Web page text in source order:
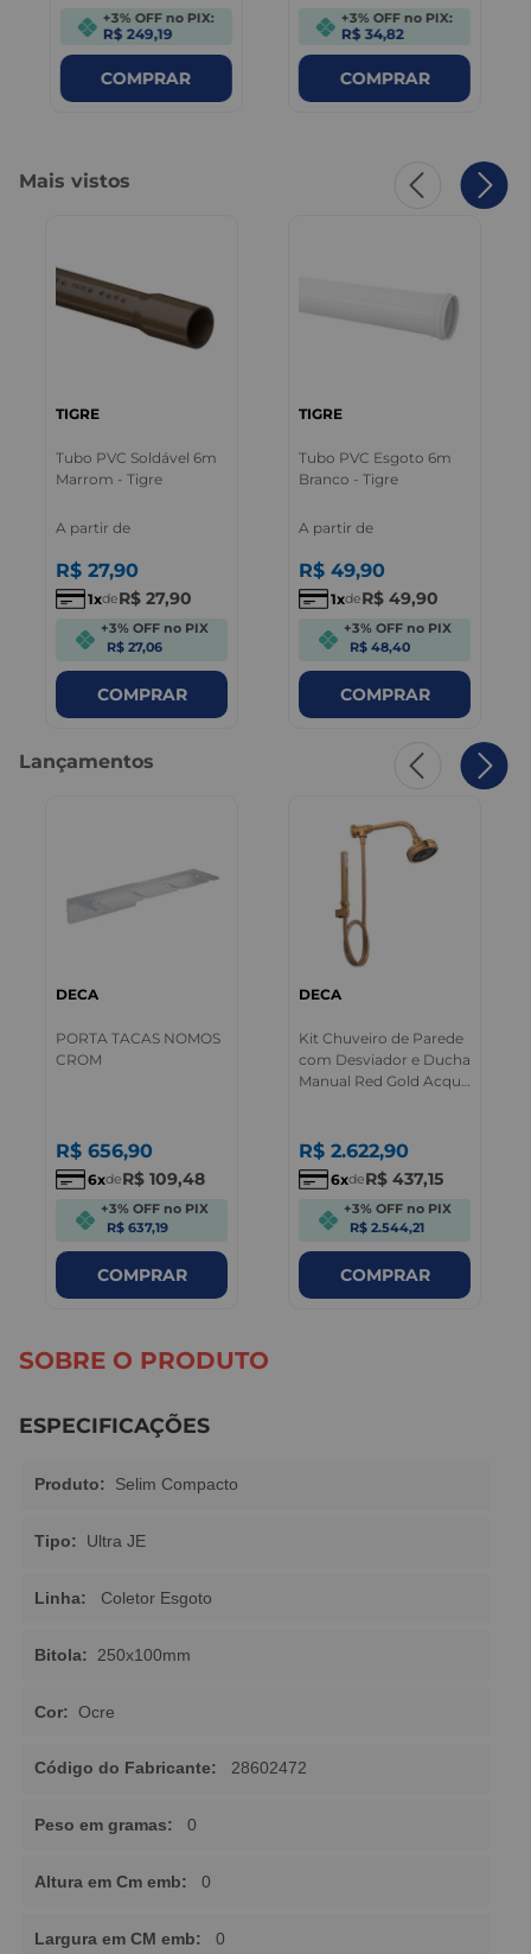
+3% OFF no PIX:
R$ 249,19
COMPRAR
+3% OFF no PIX:
R$ 34,82
COMPRAR
Mais vistos
TIGRE
Tubo PVC Soldável 6m
Marrom - Tigre
A partir de
R$ 27,90
1 deR$ 27,90
+3% OFF no PIX
R$ 27,06
COMPRAR
TIGRE
Tubo PVC Esgoto 6m
Branco - Tigre
A partir de
R$ 49,90
1 deR$ 49,90
+3% OFF no PIX
R$ 48,40
COMPRAR
Lançamentos
DECA
PORTA TACAS NOMOS
CROM
R$ 656,90
6 deR$ 109,48
+3% OFF no PIX
R$ 637,19
COMPRAR
DECA
Kit Chuveiro de Parede
com Desviador e Ducha
Manual Red Gold Acqua
R$ 2.622,90
6 deR$ 437,15
+3% OFF no PIX
R$ 2.544,21
COMPRAR
SOBRE O PRODUTO
ESPECIFICAÇÕES
Produto: Selim Compacto
Tipo: Ultra JE
Linha: Coletor Esgoto
Bitola: 250x100mm
Cor: Ocre
Código do Fabricante: 28602472
Peso em gramas: 0
Altura em Cm emb: 0
Largura em CM emb: 0